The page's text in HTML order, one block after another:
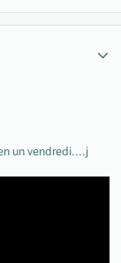
un vendredi....j